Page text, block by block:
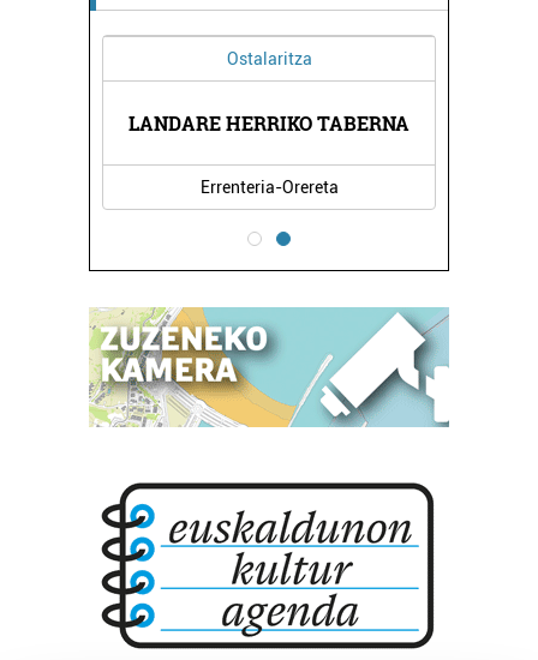
Ostalaritza
LANDARE HERRIKO TABERNA
Errenteria-Orereta